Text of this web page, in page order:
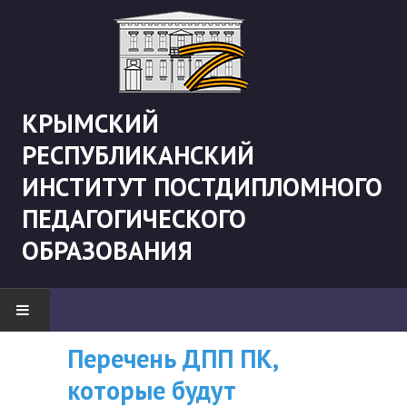
КРЫМСКИЙ
РЕСПУБЛИКАНСКИЙ
ИНСТИТУТ ПОСТДИПЛОМНОГО
ПЕДАГОГИЧЕСКОГО
ОБРАЗОВАНИЯ
НОВОСТИ
"Боевая" русистика
ВНИМАНИЮ
СЛУШАТЕЛЕЙ, У
Перечень ДПП ПК,
которые будут